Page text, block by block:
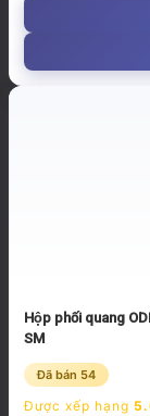
Hộp phối quang
SM
Đã bán 54
Được xếp hạng